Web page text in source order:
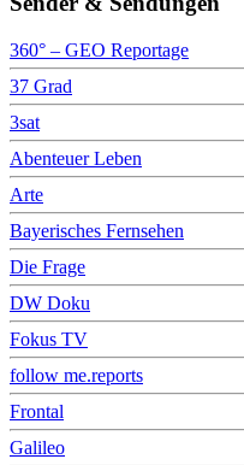
360° – GEO Reportage
37 Grad
3sat
Abenteuer Leben
Arte
Bayerisches Fernsehen
Die Frage
DW Doku
Fokus TV
follow me.reports
Frontal
Galileo